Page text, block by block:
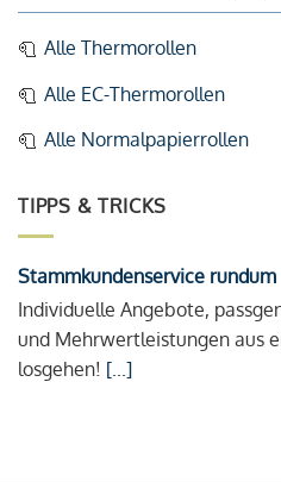
Alle Thermorollen
Alle EC-Thermorollen
Alle Normalpapierrollen
TIPPS & TRICKS
Stammkundenservice rundum
Individuelle Angebote,
und Mehrwertleistungen aus
losgehen! [...]